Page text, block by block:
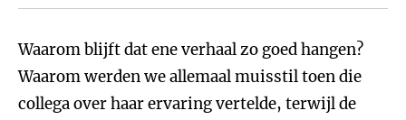
Waarom blijft dat ene verhaal zo goed hangen?
Waarom werden we allemaal muisstil toen die
collega over haar ervaring vertelde, terwijl de